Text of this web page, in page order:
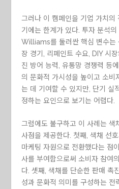
그러나 이 캠페인을 기업 가치의
기에는 한계가 있다. 투자 분석
Williams를 둘러싼 핵심 변수는
장 경기, 리페인트 수요, DIY 시
진 방어 능력, 유통망 경쟁력 등
의 문화적 가시성을 높이고 소비
는 데 기여할 수 있지만, 단기 실
정하는 요인으로 보기는 어렵다.
그럼에도 불구하고 이 사례는 색
사점을 제공한다. 첫째, 색채 선
마케팅 자원으로 전환했다는 점
사를 부여함으로써 소비자 참여
다. 셋째, 색채를 단순한 판매 촉
성과 문화적 의미를 구성하는 전